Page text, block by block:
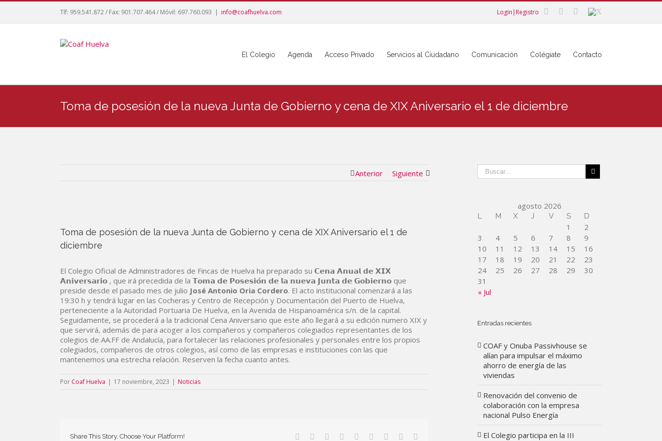
Tlf: 959.541.872 / Fax: 901.707.464 / Móvil: 697.760.093 | info@coafhuelva.com Login|Registro
El Colegio Agenda Acceso Privado Servicios al Ciudadano Comunicación Colégiate Contacto
Toma de posesión de la nueva Junta de Gobierno y cena de XIX Aniversario el 1 de diciembre
Anterior Siguiente
Toma de posesión de la nueva Junta de Gobierno y cena de XIX Aniversario el 1 de
diciembre
El Colegio Oficial de Administradores de Fincas de Huelva ha preparado su 𝗖𝗲𝗻𝗮 𝗔𝗻𝘂𝗮𝗹 𝗱𝗲 𝗫𝗜𝗫
𝗔𝗻𝗶𝘃𝗲𝗿𝘀𝗮𝗿𝗶𝗼 , que irá precedida de la 𝗧𝗼𝗺𝗮 𝗱𝗲 𝗣𝗼𝘀𝗲𝘀𝗶𝗼́𝗻 𝗱𝗲 𝗹𝗮 𝗻𝘂𝗲𝘃𝗮 𝗝𝘂𝗻𝘁𝗮 𝗱𝗲 𝗚𝗼𝗯𝗶𝗲𝗿𝗻𝗼 que
preside desde el pasado mes de julio José Antonio Oria Cordero. El acto institucional comenzará a las
19:30 h y tendrá lugar en las Cocheras y Centro de Recepción y Documentación del Puerto de Huelva,
perteneciente a la Autoridad Portuaria De Huelva, en la Avenida de Hispanoamérica s/n. de la capital.
Seguidamente, se procederá a la tradicional Cena Aniversario que este año llegará a su edición numero XIX y
que servirá, además de para acoger a los compañeros y compañeros colegiados representantes de los
colegios de AA.FF de Andalucía, para fortalecer las relaciones profesionales y personales entre los propios
colegiados, compañeros de otros colegios, así como de las empresas e instituciones con las que
mantenemos una estrecha relación. Reserven la fecha cuanto antes.
Por Coaf Huelva | 17 noviembre, 2023 | Noticias
Share This Story, Choose Your Platform!
agosto 2026
L M X J V S D
« Jul
1
2
3
4 5 6 7 8
9
10
11 12 13 14 15
16
17
18 19 20 21 22
23
24
25 26 27 28 29
30
31
Entradas recientes
COAF y Onuba Passivhouse se
alían para impulsar el máximo
ahorro de energía de las
viviendas
Renovación del convenio de
colaboración con la empresa
nacional Pulso Energía
El Colegio participa en la III